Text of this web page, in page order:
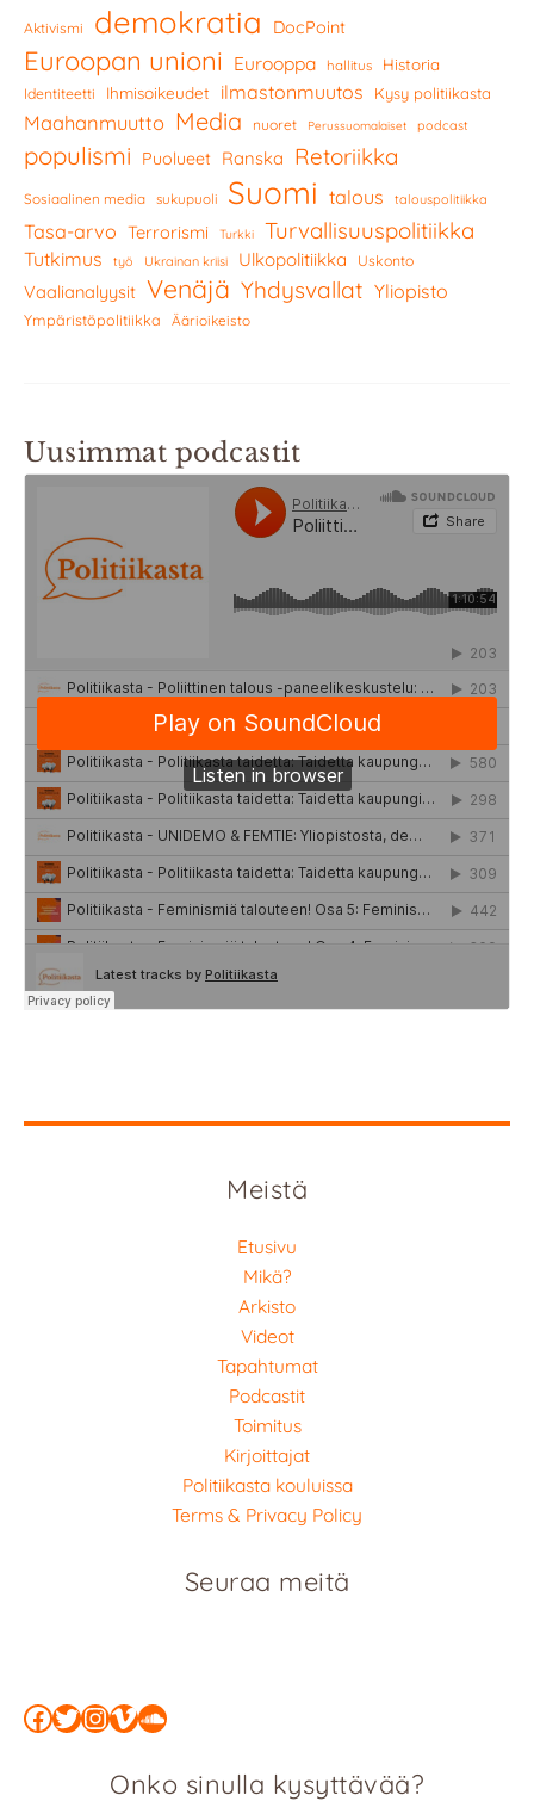
Aktivismi demokratia DocPoint
Euroopan unioni Eurooppa hallitus Historia
Identiteetti Ihmisoikeudet ilmastonmuutos Kysy politiikasta
Maahanmuutto Media nuoret Perussuomalaiset podcast
populismi Puolueet Ranska Retoriikka
Sosiaalinen media sukupuoli Suomi talous talouspolitiikka
Tasa-arvo Terrorismi Turkki Turvallisuuspolitiikka
Tutkimus työ Ukrainan kriisi Ulkopolitiikka Uskonto
Vaalianalyysit Venäjä Yhdysvallat Yliopisto
Ympäristöpolitiikka Äärioikeisto
Uusimmat podcastit
Meistä
Etusivu
Mikä?
Arkisto
Videot
Tapahtumat
Podcastit
Toimitus
Kirjoittajat
Politiikasta kouluissa
Terms & Privacy Policy
Seuraa meitä
Facebook
Twitter
Instagram
Vimeo
SoundCloud
Onko sinulla kysyttävää?